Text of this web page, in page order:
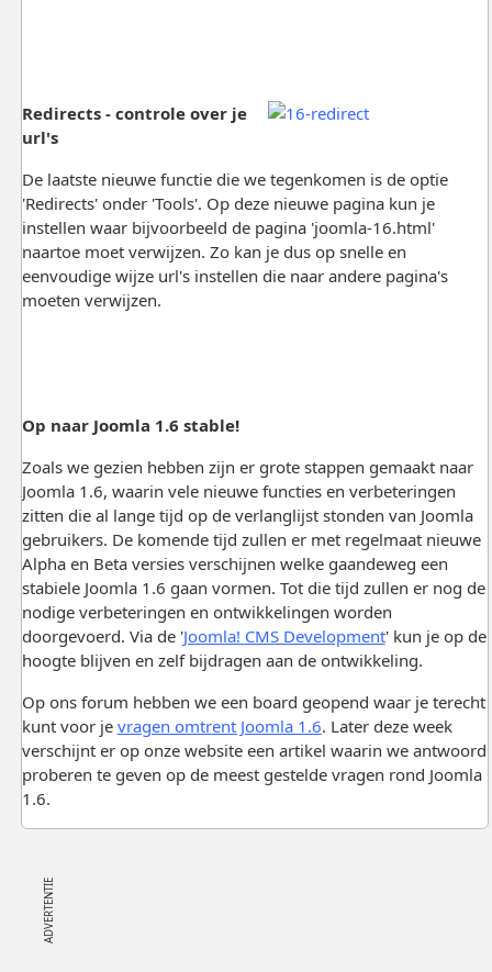
Redirects - controle over je
url's
De laatste nieuwe functie die we tegenkomen is de optie
'Redirects' onder 'Tools'. Op deze nieuwe pagina kun je
instellen waar bijvoorbeeld de pagina 'joomla-16.html'
naartoe moet verwijzen. Zo kan je dus op snelle en
eenvoudige wijze url's instellen die naar andere pagina's
moeten verwijzen.
Op naar Joomla 1.6 stable!
Zoals we gezien hebben zijn er grote stappen gemaakt naar
Joomla 1.6, waarin vele nieuwe functies en verbeteringen
zitten die al lange tijd op de verlanglijst stonden van Joomla
gebruikers. De komende tijd zullen er met regelmaat nieuwe
Alpha en Beta versies verschijnen welke gaandeweg een
stabiele Joomla 1.6 gaan vormen. Tot die tijd zullen er nog de
nodige verbeteringen en ontwikkelingen worden
doorgevoerd. Via de 'Joomla! CMS Development' kun je op de
hoogte blijven en zelf bijdragen aan de ontwikkeling.
Op ons forum hebben we een board geopend waar je terecht
kunt voor je vragen omtrent Joomla 1.6. Later deze week
verschijnt er op onze website een artikel waarin we antwoord
proberen te geven op de meest gestelde vragen rond Joomla
1.6.